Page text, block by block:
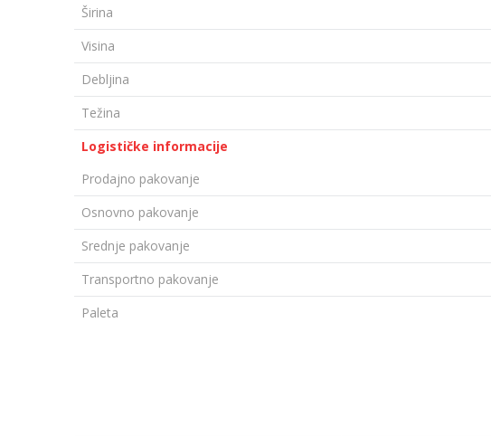
Širina
Visina
Debljina
Težina
Logističke informacije
Prodajno pakovanje
Osnovno pakovanje
Srednje pakovanje
Transportno pakovanje
Paleta